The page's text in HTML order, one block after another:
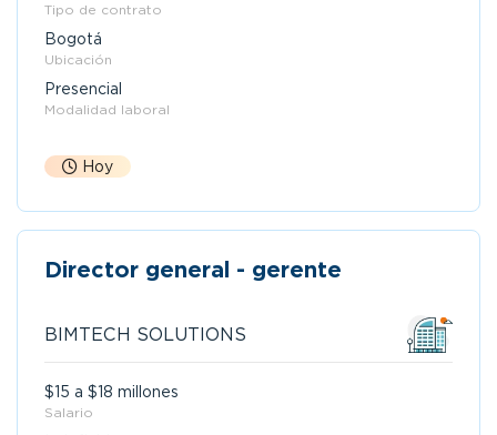
Tipo de contrato
Bogotá
Ubicación
Presencial
Modalidad laboral
Hoy
Director general - gerente
BIMTECH SOLUTIONS
$15 a $18 millones
Salario